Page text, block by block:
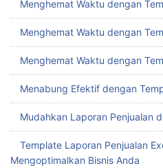
Menghemat Waktu dengan
Menghemat Waktu dengan
Menghemat Waktu dengan
Menabung Efektif dengan
Mudahkan Laporan Penjualan
Template Laporan Penjualan
Mengoptimalkan Bisnis Anda